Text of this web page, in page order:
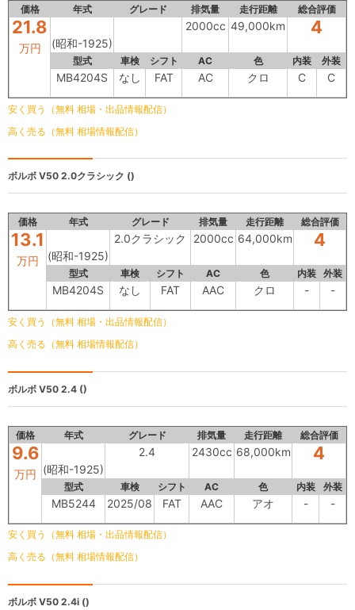
価格 年式 グレード 排気量 走行距離 総合評価
21.8
万円 (昭和-1925)
2000cc 49,000km 4
型式 車検 シフト AC 色 内装 外装
MB4204S なし FAT AC クロ C C
安く買う（無料 相場・出品情報配信）
高く売る（無料 相場情報配信）
ボルボ V50 2.0クラシック ()
価格 年式 グレード 排気量 走行距離 総合評価
13.1
万円 (昭和-1925)
2.0クラシック 2000cc 64,000km 4
型式 車検 シフト AC 色 内装 外装
MB4204S なし FAT AAC クロ - -
安く買う（無料 相場・出品情報配信）
高く売る（無料 相場情報配信）
ボルボ V50 2.4 ()
価格 年式 グレード 排気量 走行距離 総合評価
9.6
万円 (昭和-1925)
2.4 2430cc 68,000km 4
型式 車検 シフト AC 色 内装 外装
MB5244 2025/08 FAT AAC アオ - -
安く買う（無料 相場・出品情報配信）
高く売る（無料 相場情報配信）
ボルボ V50 2.4i ()